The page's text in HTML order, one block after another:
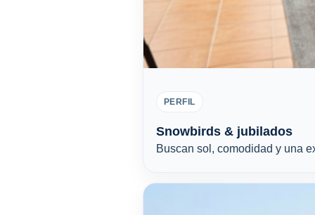
PERFIL
Snowbirds & jubilados
Buscan sol, comodidad y una